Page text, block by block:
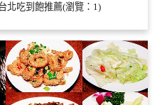
北吃到飽推薦(瀏覽：1)